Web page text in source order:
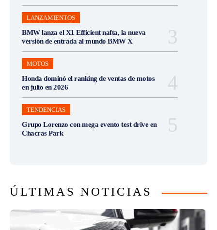
LANZAMIENTOS
BMW lanza el X1 Efficient nafta, la nueva
versión de entrada al mundo BMW X
MOTOS
Honda dominó el ranking de ventas de motos
en julio en 2026
TENDENCIAS
Grupo Lorenzo con mega evento test drive en
Chacras Park
ÚLTIMAS NOTICIAS